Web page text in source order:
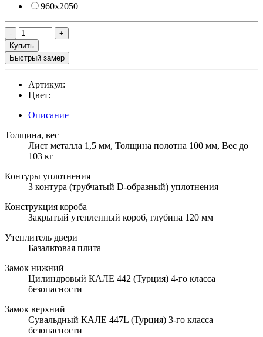
960х2050
Купить
Быстрый замер
Артикул:
Цвет:
Описание
Толщина, вес
Лист металла 1,5 мм, Толщина полотна 100 мм, Вес до
103 кг
Контуры уплотнения
3 контура (трубчатый D-образный) уплотнения
Конструкция короба
Закрытый утепленный короб, глубина 120 мм
Утеплитель двери
Базальтовая плита
Замок нижний
Цилиндровый КАЛЕ 442 (Турция) 4-го класса
безопасности
Замок верхний
Сувальдный КАЛЕ 447L (Турция) 3-го класса
безопасности